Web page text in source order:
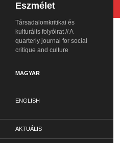
Eszmélet
Társadalomkritikai és
kulturális folyóirat // A
quarterly journal for social
critique and culture
MAGYAR
ENGLISH
AKTUÁLIS